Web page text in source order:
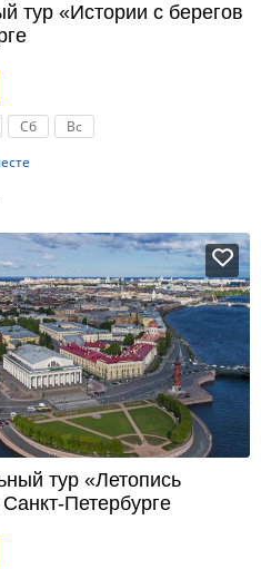
тур «Истории с берегов
Сб
Вс
тур «Летопись
Петербурге